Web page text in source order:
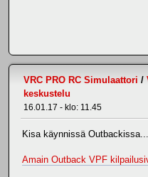
VRC PRO RC Simulaattori /
keskustelu
16.01.17 - klo: 11.45
Kisa käynnissä
Amain Outback VPF